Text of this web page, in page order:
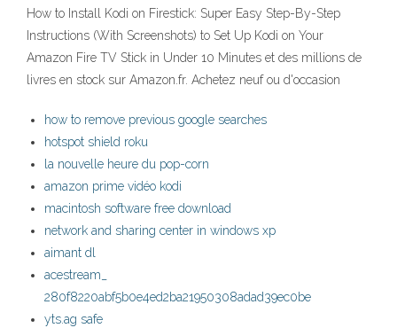
How to Install Kodi on Firestick: Super Easy Step-By-Step
Instructions (With Screenshots) to Set Up Kodi on Your
Amazon Fire TV Stick in Under 10 Minutes et des millions de
livres en stock sur Amazon.fr. Achetez neuf ou d'occasion
how to remove previous google searches
hotspot shield roku
la nouvelle heure du pop-corn
amazon prime vidéo kodi
macintosh software free download
network and sharing center in windows xp
aimant dl
acestream_
280f8220abf5b0e4ed2ba21950308adad39ec0be
yts.ag safe